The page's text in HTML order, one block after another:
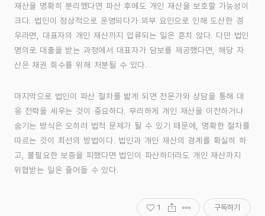
재산을 명확히 분리했다면 파산 후에도 개인 재산을 보호할 가능성이
크다. 법인이 정상적으로 운영되다가 외부 요인으로 인해 도산한 경
우라면, 대표자의 개인 재산까지 압류되는 일은 흔치 않다. 다만 법인
명의로 대출을 받는 과정에서 대표자가 담보를 제공했다면, 해당 자
산은 채권 회수를 위해 처분될 수 있다.
마지막으로 법인이 파산 절차를 밟게 되면 전문가와 상담을 통해 대
응 전략을 세우는 것이 중요하다. 무리하게 개인 재산을 이전하거나
숨기는 방식은 오히려 법적 문제가 될 수 있기 때문에, 명확한 절차를
따르는 것이 최선의 방법이다. 법인과 개인 재산의 경계를 확실히 하
고, 불필요한 보증을 피했다면 법인이 파산하더라도 개인 재산까지
위협받는 일은 줄어들 수 있다.
1 구독하기